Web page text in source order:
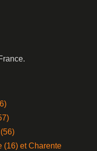
(16) et Charente